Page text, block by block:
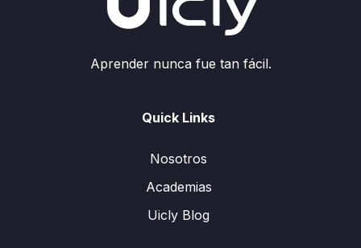
Aprender nunca fue tan fácil.
Quick Links
Nosotros
Academias
Uicly Blog